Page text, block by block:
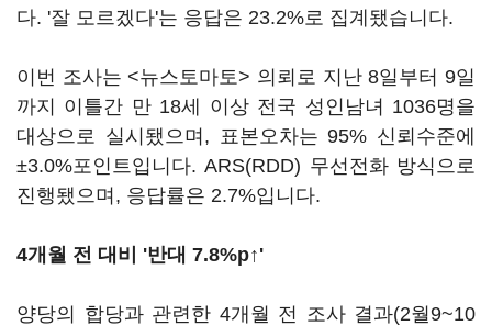
다. '잘 모르겠다'는 응답은 23.2%로 집계됐습니다.
이번 조사는 <뉴스토마토> 의뢰로 지난 8일부터 9일
까지 이틀간 만 18세 이상 전국 성인남녀 1036명을
대상으로 실시됐으며, 표본오차는 95% 신뢰수준에
±3.0%포인트입니다. ARS(RDD) 무선전화 방식으로
진행됐으며, 응답률은 2.7%입니다.
4개월 전 대비 '반대 7.8%p↑'
양당의 합당과 관련한 4개월 전 조사 결과(2월9~10